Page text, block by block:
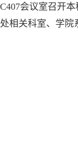
C407会议室召开
处相关科室、学院